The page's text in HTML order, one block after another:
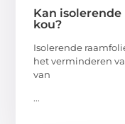
Kan
kou?
Isolerende
het verminderen
van
...